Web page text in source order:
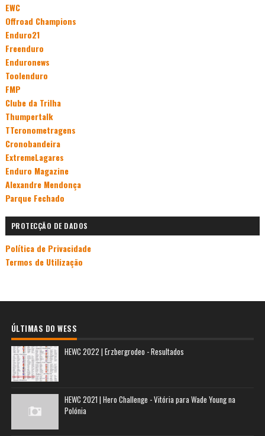
EWC
Offroad Champions
Enduro21
Freenduro
Enduronews
Toolenduro
FMP
Clube da Trilha
Thumpertalk
TTcronometragens
Cronobandeira
ExtremeLagares
Enduro Magazine
Alexandre Mendonça
Parque Fechado
PROTECÇÃO DE DADOS
Política de Privacidade
Termos de Utilização
ÚLTIMAS DO WESS
HEWC 2022 | Erzbergrodeo - Resultados
HEWC 2021 | Hero Challenge - Vitória para Wade Young na
Polónia